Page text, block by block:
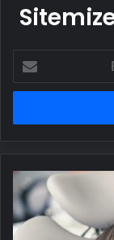
posta
adresinizi
Ergenlikte
çürük
dişler
asosyal